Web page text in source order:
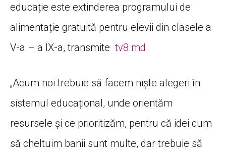
educație este extinderea programului de
alimentație gratuită pentru elevii din clasele a
V-a – a IX-a, transmitetv8.md.
„Acum noi trebuie să facem niște alegeri în
sistemul educațional, unde orientăm
resursele și ce prioritizăm, pentru că idei cum
să cheltuim banii sunt multe, dar trebuie să